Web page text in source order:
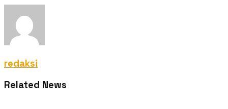
redaksi
Related News